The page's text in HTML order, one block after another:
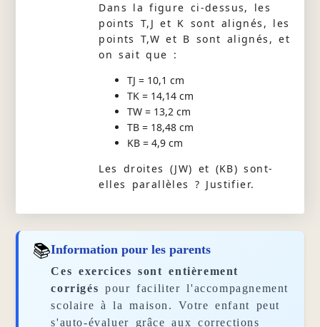
Dans la figure ci-dessus, les
points T,J et K sont alignés, les
points T,W et B sont alignés, et
on sait que :
TJ = 10,1 cm
TK = 14,14 cm
TW = 13,2 cm
TB = 18,48 cm
KB = 4,9 cm
Les droites (JW) et (KB) sont-
elles parallèles ? Justifier.
📚Information pour les parents
Ces exercices sont entièrement
corrigés pour faciliter l'accompagnement
scolaire à la maison. Votre enfant peut
s'auto-évaluer grâce aux corrections